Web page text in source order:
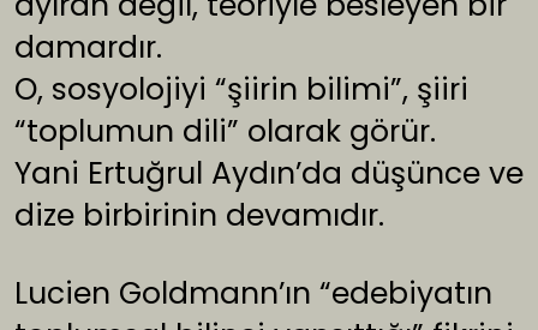
damardır.
O, sosyolojiyi “şiirin bilimi”, şiiri
“toplumun dili” olarak görür.
Yani Ertuğrul Aydın’da düşünce ve
dize birbirinin devamıdır.
Lucien Goldmann’ın “edebiyatın